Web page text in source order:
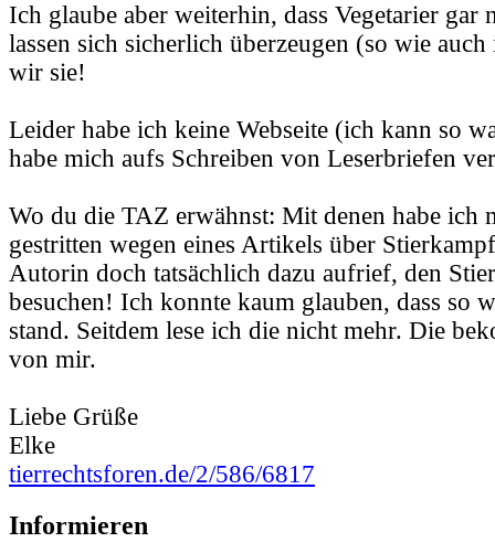
Ich glaube aber weiterhin, dass Vegetarier gar
lassen sich sicherlich überzeugen (so wie
wir sie!
Leider habe ich keine Webseite (ich kann so
habe mich aufs Schreiben von Leserbriefen
Wo du die TAZ erwähnst: Mit denen habe ich
gestritten wegen eines Artikels über
Autorin doch tatsächlich dazu aufrief, den
besuchen! Ich konnte kaum glauben, dass so
stand. Seitdem lese ich die nicht mehr. Die
von mir.
Liebe Grüße
Elke
tierrechtsforen.de/2/586/6817
Informieren